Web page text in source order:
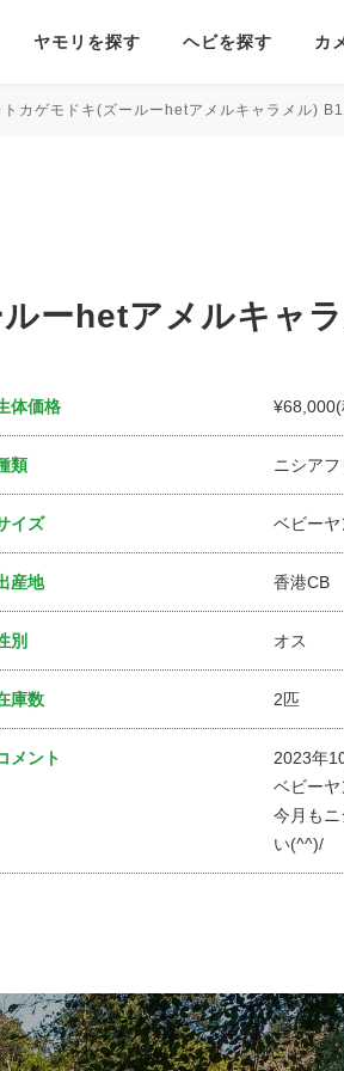
ヤモリを探す ヘビを探す カ
トカゲモドキ(ズールーhetアメルキャラメル)
ーhetアメルキャ
体価格 ¥68,000(
類 ニシア
イズ ベビーヤ
産地 香港CB
別 オス
庫数 2匹
メント
2023年
ベビーヤ
今月も
い(^^)/